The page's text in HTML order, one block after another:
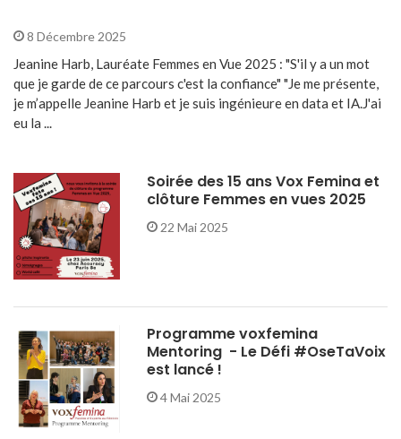
8 Décembre 2025
Jeanine Harb, Lauréate Femmes en Vue 2025 : "S'il y a un mot
que je garde de ce parcours c'est la confiance" "Je me présente,
je m’appelle Jeanine Harb et je suis ingénieure en data et IA.J'ai
eu la ...
Soirée des 15 ans Vox Femina et
clôture Femmes en vues 2025
22 Mai 2025
Programme voxfemina
Mentoring - Le Défi #OseTaVoix
est lancé !
4 Mai 2025